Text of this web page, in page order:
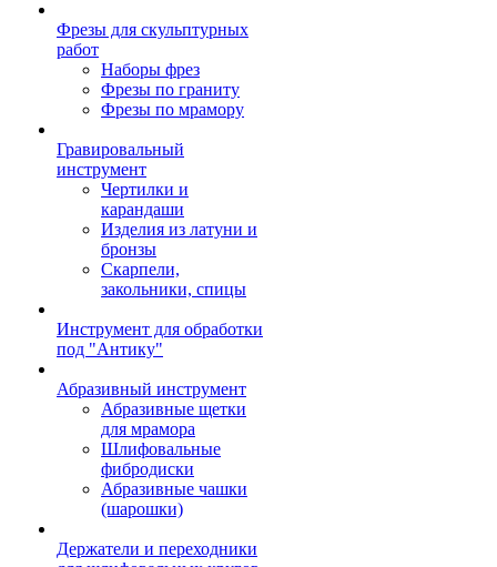
Фрезы для скульптурных
работ
Наборы фрез
Фрезы по граниту
Фрезы по мрамору
Гравировальный
инструмент
Чертилки и
карандаши
Изделия из латуни и
бронзы
Скарпели,
закольники, спицы
Инструмент для обработки
под "Антику"
Абразивный инструмент
Абразивные щетки
для мрамора
Шлифовальные
фибродиски
Абразивные чашки
(шарошки)
Держатели и переходники